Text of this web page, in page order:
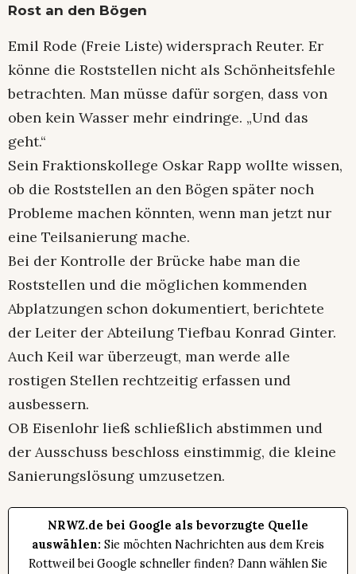
Rost an den Bögen
Emil Rode (Freie Liste) widersprach Reuter. Er
könne die Roststellen nicht als Schönheitsfehle
betrachten. Man müsse dafür sorgen, dass von
oben kein Wasser mehr eindringe. „Und das
geht.“
Sein Fraktionskollege Oskar Rapp wollte wissen,
ob die Roststellen an den Bögen später noch
Probleme machen könnten, wenn man jetzt nur
eine Teilsanierung mache.
Bei der Kontrolle der Brücke habe man die
Roststellen und die möglichen kommenden
Abplatzungen schon dokumentiert, berichtete
der Leiter der Abteilung Tiefbau Konrad Ginter.
Auch Keil war überzeugt, man werde alle
rostigen Stellen rechtzeitig erfassen und
ausbessern.
OB Eisenlohr ließ schließlich abstimmen und
der Ausschuss beschloss einstimmig, die kleine
Sanierungslösung umzusetzen.
NRWZ.de bei Google als bevorzugte Quelle
auswählen: Sie möchten Nachrichten aus dem Kreis
Rottweil bei Google schneller finden? Dann wählen Sie